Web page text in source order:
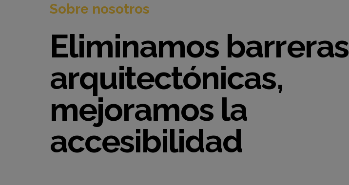
Sobre nosotros
Eliminamos barreras
arquitectónicas,
mejoramos la
accesibilidad